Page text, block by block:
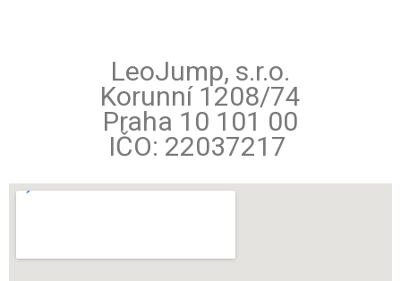
LeoJump, s.r.o.
Korunní 1208/74
Praha 10 101 00
IČO: 22037217